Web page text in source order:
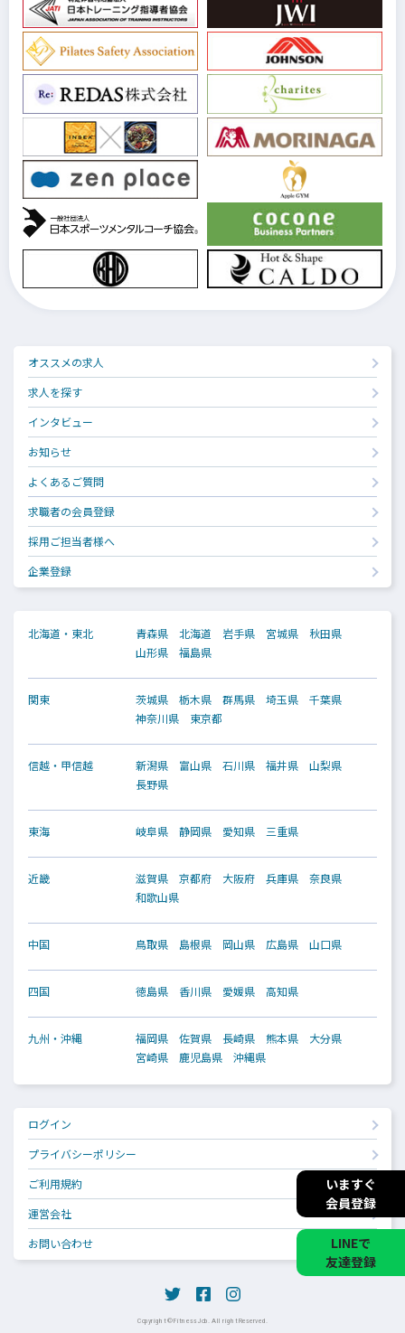
いますぐ
会員登録
LINEで
友達登録
オススメの求人
求人を探す
インタビュー
お知らせ
よくあるご質問
求職者の会員登録
採用ご担当者様へ
企業登録
北海道・東北 青森県 北海道 岩手県 宮城県
秋田県
山形県
福島県
関東 茨城県 栃木県 群馬県 埼玉県
千葉県
神奈川県
東京都
信越・甲信越 新潟県 富山県 石川県 福井県
山梨県
長野県
東海 岐阜県 静岡県 愛知県 三重県
近畿 滋賀県 京都府 大阪府 兵庫県
奈良県
和歌山県
中国 鳥取県 島根県 岡山県 広島県 山口県
四国 徳島県 香川県 愛媛県 高知県
九州・沖縄 福岡県 佐賀県 長崎県 熊本県
大分県
宮崎県
鹿児島県 沖縄県
ログイン
プライバシーポリシー
ご利用規約
運営会社
お問い合わせ
Copyright © Fitness Job. All right Reserved.